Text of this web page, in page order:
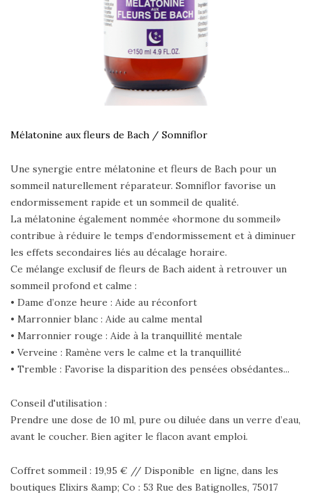
Mélatonine aux fleurs de Bach / Somniflor
Une synergie entre mélatonine et fleurs de Bach pour un
sommeil naturellement réparateur. Somniflor favorise un
endormissement rapide et un sommeil de qualité.
La mélatonine également nommée «hormone du sommeil»
contribue à réduire le temps d’endormissement et à diminuer
les effets secondaires liés au décalage horaire.
Ce mélange exclusif de fleurs de Bach aident à retrouver un
sommeil profond et calme :
• Dame d’onze heure : Aide au réconfort
• Marronnier blanc : Aide au calme mental
• Marronnier rouge : Aide à la tranquillité mentale
• Verveine : Ramène vers le calme et la tranquillité
• Tremble : Favorise la disparition des pensées obsédantes...
Conseil d'utilisation :
Prendre une dose de 10 ml, pure ou diluée dans un verre d’eau,
avant le coucher. Bien agiter le flacon avant emploi.
Coffret sommeil : 19,95 € // Disponible en ligne, dans les
boutiques Elixirs &amp; Co : 53 Rue des Batignolles, 75017